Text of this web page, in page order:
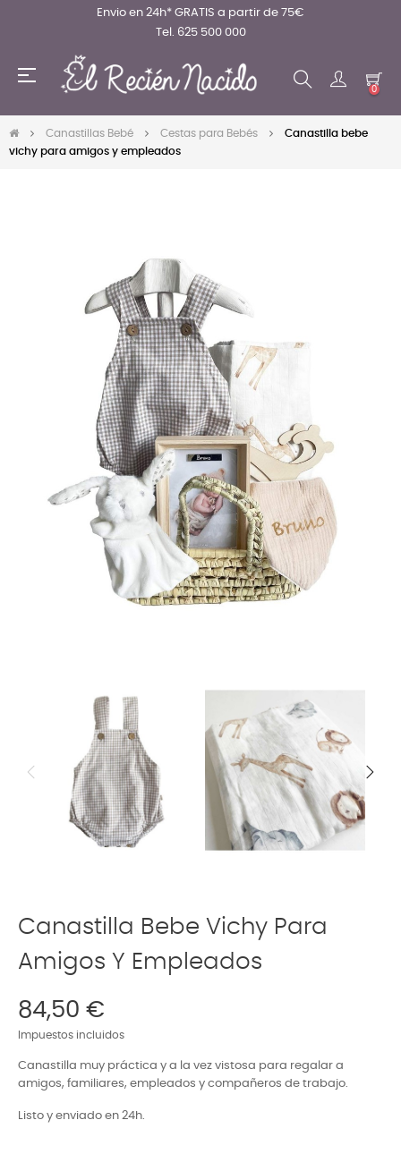
Envio en 24h* GRATIS a partir de 75€
Tel. 625 500 000
Navegación
☰
0
Canastillas Bebé Cestas para Bebés
Canastilla bebe
vichy para amigos y empleados
Canastilla Bebe Vichy Para
Amigos Y Empleados
84,50 €
Impuestos incluidos
Canastilla muy práctica y a la vez vistosa para regalar a
amigos, familiares, empleados y compañeros de trabajo.
Listo y enviado en 24h.